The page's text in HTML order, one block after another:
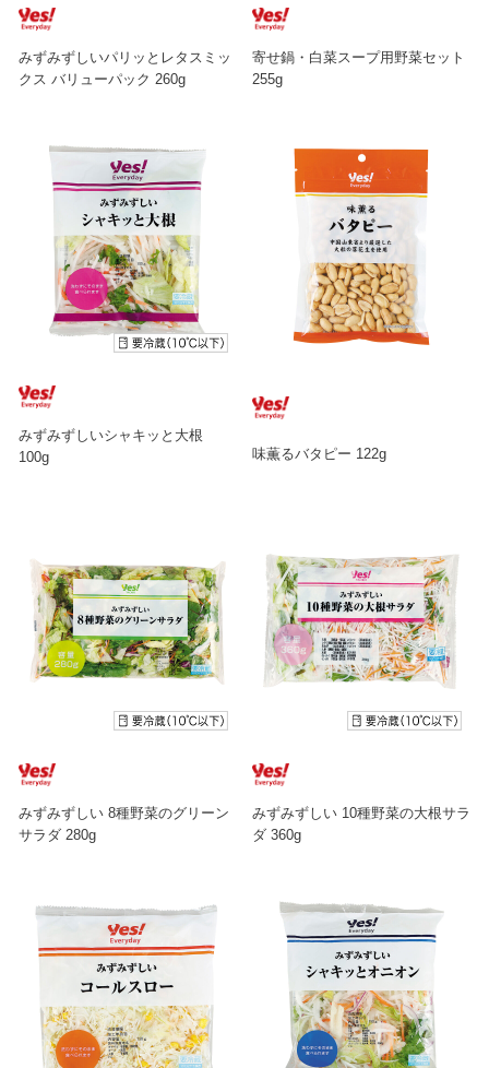
みずみずしいパリッとレタスミッ
クス バリューパック 260g
寄せ鍋・白菜スープ用野菜セット
255g
みずみずしいシャキッと大根
100g
味薫るバタピー 122g
みずみずしい 8種野菜のグリーン
サラダ 280g
みずみずしい 10種野菜の大根サラ
ダ 360g